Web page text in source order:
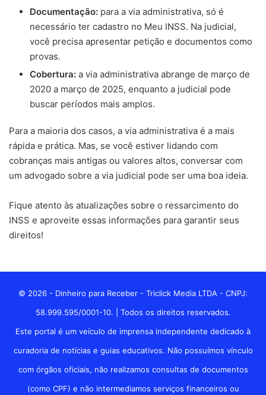
Documentação: para a via administrativa, só é
necessário ter cadastro no Meu INSS. Na judicial,
você precisa apresentar petição e documentos como
provas.
Cobertura: a via administrativa abrange de março de
2020 a março de 2025, enquanto a judicial pode
buscar períodos mais amplos.
Para a maioria dos casos, a via administrativa é a mais
rápida e prática. Mas, se você estiver lidando com
cobranças mais antigas ou valores altos, conversar com
um advogado sobre a via judicial pode ser uma boa ideia.
Fique atento às atualizações sobre o ressarcimento do
INSS e aproveite essas informações para garantir seus
direitos!
© 2026 - Dinheiro para Receber - Triclick Media LTDA - CNPJ:
58.999.595/0001-10. | Todos os direitos reservados.
Este portal é um veículo de imprensa independente dedicado à
curadoria de notícias e guias educativos. Não possuímos vínculo
com órgãos oficiais, não realizamos consultas de documentos
(como CPF) e não intermediamos serviços financeiros ou